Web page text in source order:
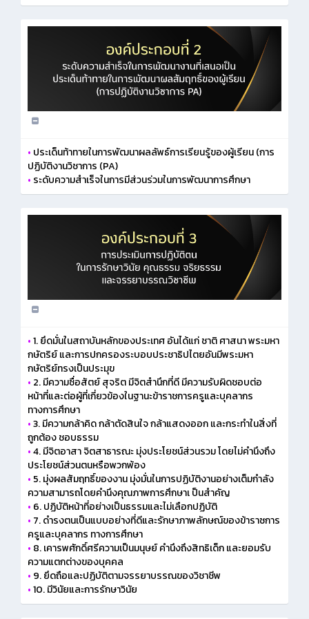
• ประเด็นท้าทายในการพัฒนาผลลัพธ์การเรียนรู้ของผู้เรียน (การ
ปฏิบัติงานวิชาการ (PA)
• ระดับความสำเร็จในการมีส่วนร่วมในการพัฒนาการศึกษา
•1. ยึดมั่นในสถาบันหลักของประเทศ อันได้แก่ ชาติ ศาสนา พระมหา
กษัตริย์ และการปกครองระบอบประชาธิปไตยอันมีพระมหา
กษัตริย์ทรงเป็นประมุข
• 2. มีความซื่อสัตย์ สุจริต มีจิตสำนึกที่ดี มีความรับผิดชอบต่อ
หน้าที่และต่อผู้ที่เกี่ยวข้องในฐานะข้าราชการครูและบุคลากร
ทางการศึกษา
•3. มีความกล้าคิด กล้าตัดสินใจ กล้าแสดงออก และกระทำในสิ่งที่
ถูกต้อง ชอบธรรม
•4. มีจิตอาสา จิตสาธารณะ มุ่งประโยชน์ส่วนรวม โดยไม่คำนึงถึง
ประโยชน์ส่วนตนหรือพวกพ้อง
• 5. มุ่งผลสัมฤทธิ์ของงาน มุ่งมั่นในการปฏิบัติงานอย่างเต็มกำลัง
ความสามารถโดยคำนึงคุณภาพการศึกษาเ ป็นสำคัญ
• 6. ปฏิบัติหน้าที่อย่างเป็นธรรมและไม่เลือกปฏิบัติ
• 7. ดำรงตนเป็นแบบอย่างที่ดีและรักษาภาพลักษณ์ของข้าราชการ
ครูและบุคลากร ทางการศึกษา
• 8. เคารพศักดิ์ศรีความเป็นมนุษย์ คำนึงถึงสิทธิเด็ก และยอมรับ
ความแตกต่างของบุคคล
• 9. ยึดถือและปฏิบัติตามจรรยาบรรณของวิชาชีพ
•10. มีวินัยและการรักษาวินัย